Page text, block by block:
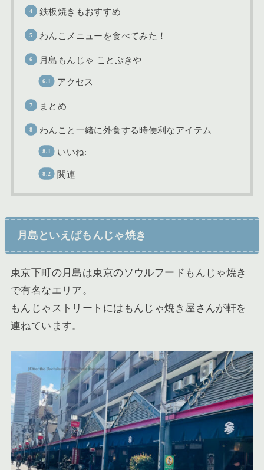
鉄板焼きもおすすめ
わんこメニューを食べてみた！
月島もんじゃ ことぶきや
アクセス
まとめ
わんこと一緒に外食する時便利なアイテム
いいね:
関連
月島といえばもんじゃ焼き
東京下町の月島は東京のソウルフードもんじゃ焼き
で有名なエリア。
もんじゃストリートにはもんじゃ焼き屋さんが軒を
連ねています。